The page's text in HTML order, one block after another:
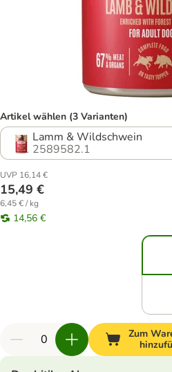
Artikel wählen (3 Varianten)
Lamm & Wildschwein
2589582.1
UVP 16,14 €
15,49 €
6,45 € / kg
14,56 €
Zum